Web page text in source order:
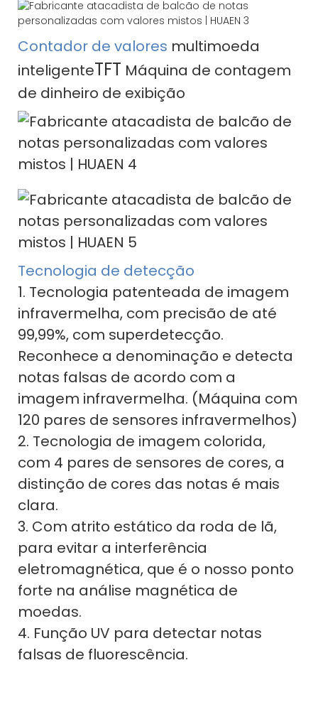
Contador de valores multimoeda
inteligenteTFT Máquina de contagem
de dinheiro de exibição
Tecnologia de detecção
1. Tecnologia patenteada de imagem
infravermelha, com precisão de até
99,99%, com superdetecção.
Reconhece a denominação e detecta
notas falsas de acordo com a
imagem infravermelha. (Máquina com
120 pares de sensores infravermelhos)
2. Tecnologia de imagem colorida,
com 4 pares de sensores de cores, a
distinção de cores das notas é mais
clara.
3. Com atrito estático da roda de lã,
para evitar a interferência
eletromagnética, que é o nosso ponto
forte na análise magnética de
moedas.
4. Função UV para detectar notas
falsas de fluorescência.